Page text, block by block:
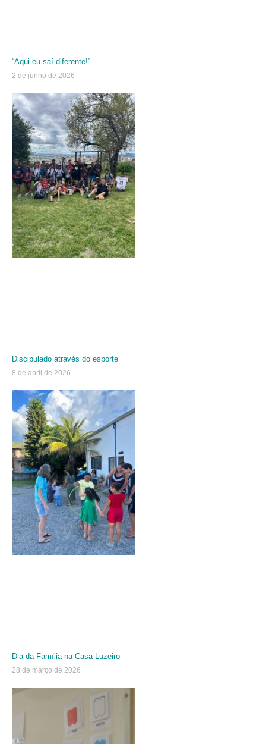
“Aqui eu saí diferente!”
2 de junho de 2026
Discipulado através do esporte
8 de abril de 2026
Dia da Família na Casa Luzeiro
28 de março de 2026